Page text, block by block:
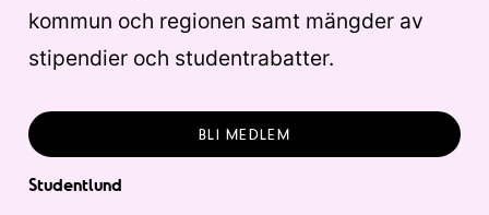
kommun och regionen samt mängder av
stipendier och studentrabatter.
BLI MEDLEM
Studentlund